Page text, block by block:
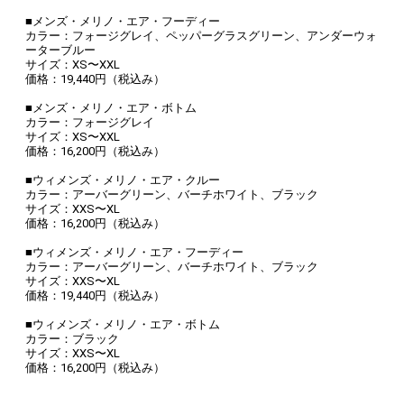
■メンズ・メリノ・エア・フーディー
カラー：フォージグレイ、ペッパーグラスグリーン、アンダーウォ
ーターブルー
サイズ：XS〜XXL
価格：19,440円（税込み）
■メンズ・メリノ・エア・ボトム
カラー：フォージグレイ
サイズ：XS〜XXL
価格：16,200円（税込み）
■ウィメンズ・メリノ・エア・クルー
カラー：アーバーグリーン、バーチホワイト、ブラック
サイズ：XXS〜XL
価格：16,200円（税込み）
■ウィメンズ・メリノ・エア・フーディー
カラー：アーバーグリーン、バーチホワイト、ブラック
サイズ：XXS〜XL
価格：19,440円（税込み）
■ウィメンズ・メリノ・エア・ボトム
カラー：ブラック
サイズ：XXS〜XL
価格：16,200円（税込み）